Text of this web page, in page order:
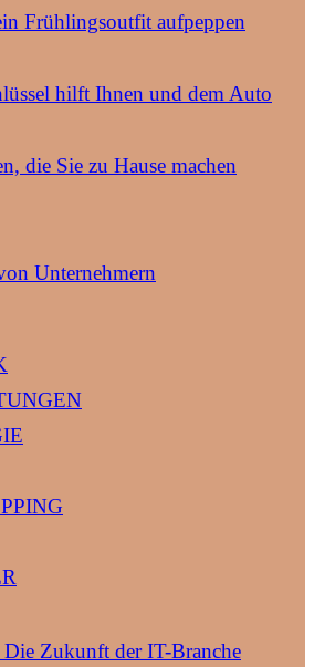
Frühlingsoutfit aufpeppen
hilft Ihnen und dem Auto
die Sie zu Hause machen
Unternehmern
Zukunft der IT-Branche